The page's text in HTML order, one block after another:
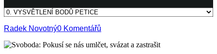
Radek Novotný0 Komentářů